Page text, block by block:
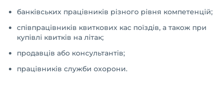
банківських працівників різного рівня компетенцій;
співпрацівників квиткових кас поїздів, а також при
купівлі квитків на літак;
продавців або консультантів;
працівників служби охорони.